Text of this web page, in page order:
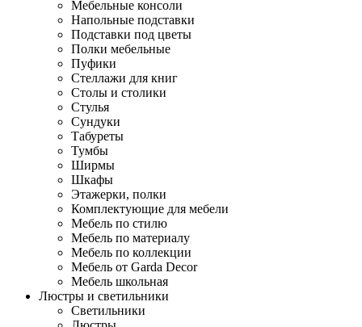
Мебельные консоли
Напольные подставки
Подставки под цветы
Полки мебельные
Пуфики
Стеллажи для книг
Столы и столики
Стулья
Сундуки
Табуреты
Тумбы
Ширмы
Шкафы
Этажерки, полки
Комплектующие для мебели
Мебель по стилю
Мебель по материалу
Мебель по коллекции
Мебель от Garda Decor
Мебель школьная
Люстры и светильники
Светильники